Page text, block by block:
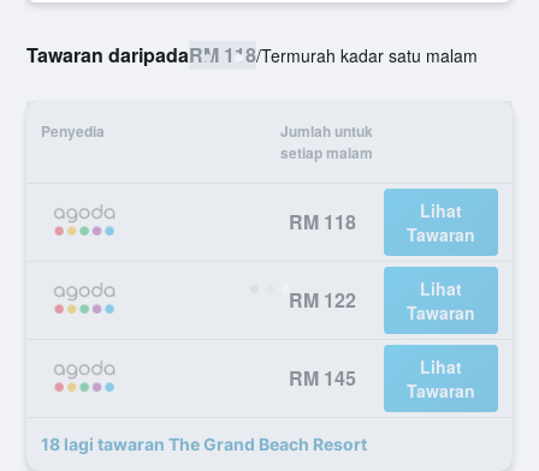
Tawaran daripadaRM 118/Termurah kadar satu malam
Penyedia
Jumlah untuk
setiap malam
RM 118
Lihat
Tawaran
RM 122
Lihat
Tawaran
RM 145
Lihat
Tawaran
18 lagi tawaran The Grand Beach Resort